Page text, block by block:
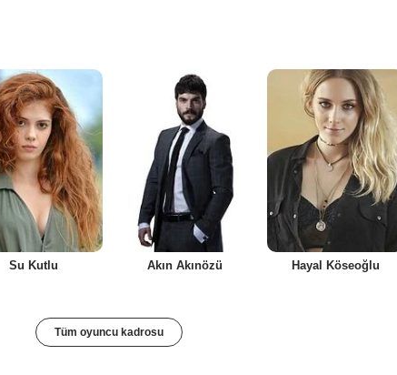
Su Kutlu Akın Akınözü Hayal Köseoğlu
Tüm oyuncu kadrosu